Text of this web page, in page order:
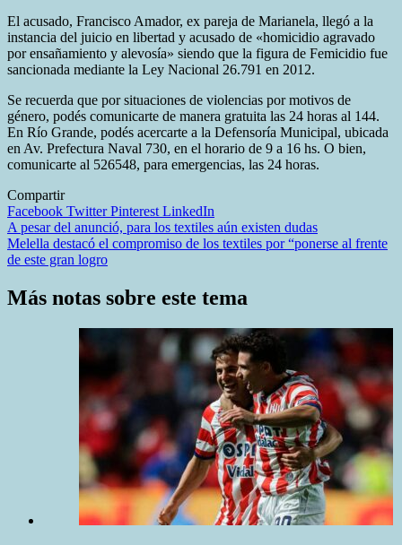
El acusado, Francisco Amador, ex pareja de Marianela, llegó a la
instancia del juicio en libertad y acusado de «homicidio agravado
por ensañamiento y alevosía» siendo que la figura de Femicidio fue
sancionada mediante la Ley Nacional 26.791 en 2012.
Se recuerda que por situaciones de violencias por motivos de
género, podés comunicarte de manera gratuita las 24 horas al 144.
En Río Grande, podés acercarte a la Defensoría Municipal, ubicada
en Av. Prefectura Naval 730, en el horario de 9 a 16 hs. O bien,
comunicarte al 526548, para emergencias, las 24 horas.
Compartir
Facebook TwitterPinterest LinkedIn
Navegación
de
A pesar del anunció, para los textiles aún existen dudas
Melella destacó el compromiso de los textiles por “ponerse al frente
de este gran logro
Más notas sobre este tema